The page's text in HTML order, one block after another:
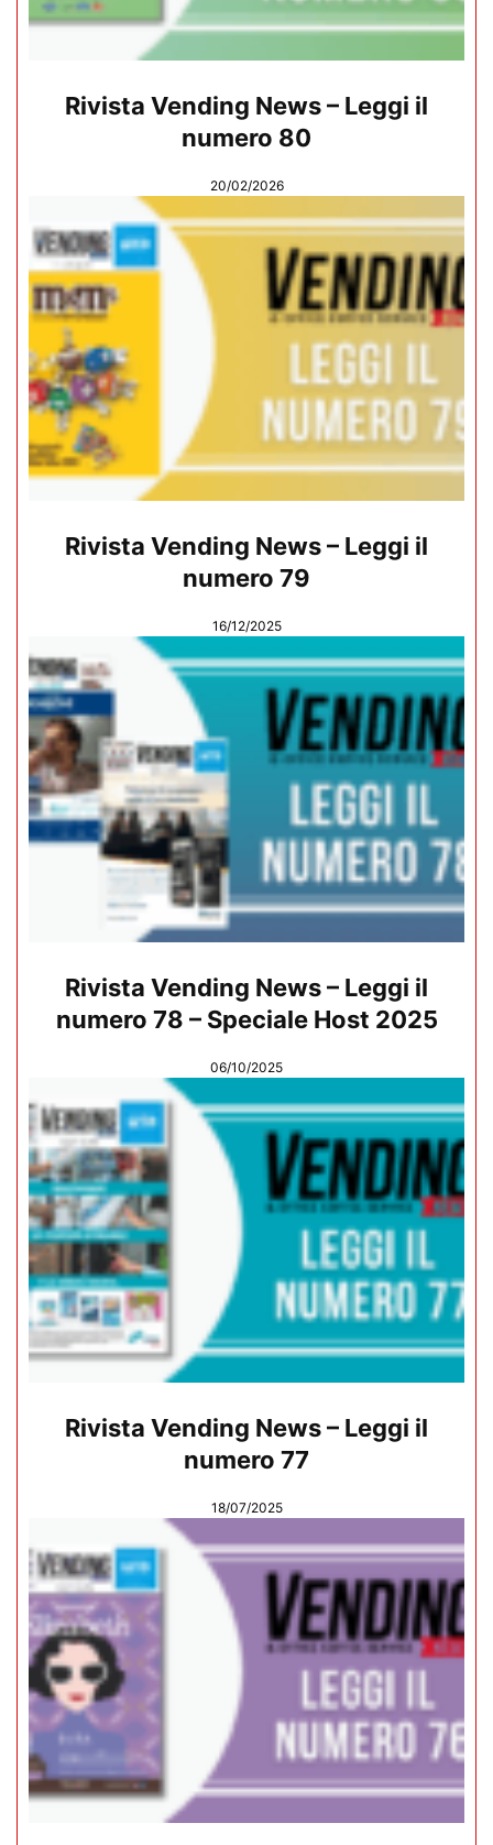
Rivista Vending News – Leggi il
numero 80
20/02/2026
Rivista Vending News – Leggi il
numero 79
16/12/2025
Rivista Vending News – Leggi il
numero 78 – Speciale Host 2025
06/10/2025
Rivista Vending News – Leggi il
numero 77
18/07/2025